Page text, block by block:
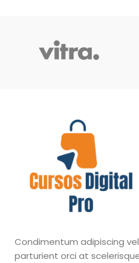
Condimentum adipiscing
parturient orci at